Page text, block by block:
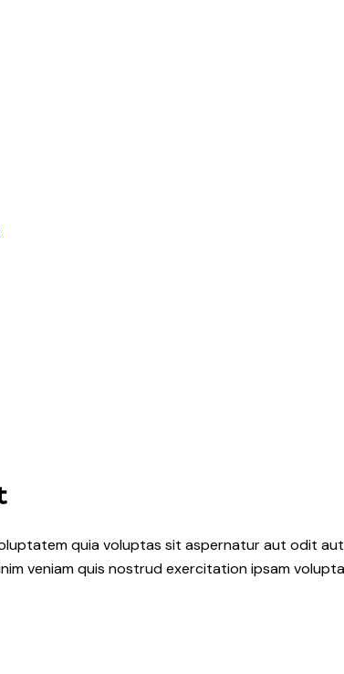
quia voluptas sit aspernatur aut odit
veniam quis nostrud exercitation ipsam